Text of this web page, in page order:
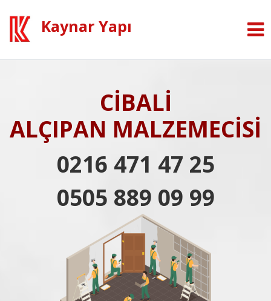
Kaynar Yapı
CİBALİ
ALÇIPAN MALZEMECİSİ
0216 471 47 25
0505 889 09 99